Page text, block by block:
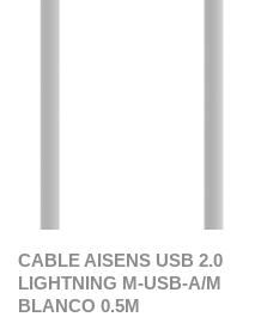
CABLE AISENS USB 2.0
LIGHTNING M-USB-A/M
BLANCO 0.5M